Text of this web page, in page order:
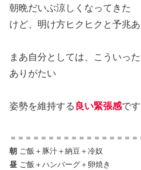
朝晩だいぶ涼しくなってきた
けど、明け方ヒクヒクと予兆
まあ自分としては、こういっ
ありがたい
姿勢を維持する 良い緊張感で
＝＝＝＝＝＝＝＝＝＝＝＝＝＝＝＝＝
朝 ご飯＋豚汁＋納豆＋冷奴
昼 ご飯＋ハンバーグ＋卵焼き